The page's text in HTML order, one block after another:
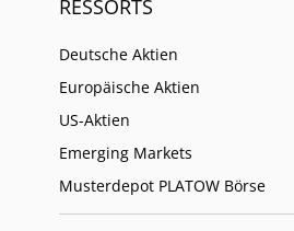
RESSORTS
Deutsche Aktien
Europäische Aktien
US-Aktien
Emerging Markets
Musterdepot PLATOW Börse